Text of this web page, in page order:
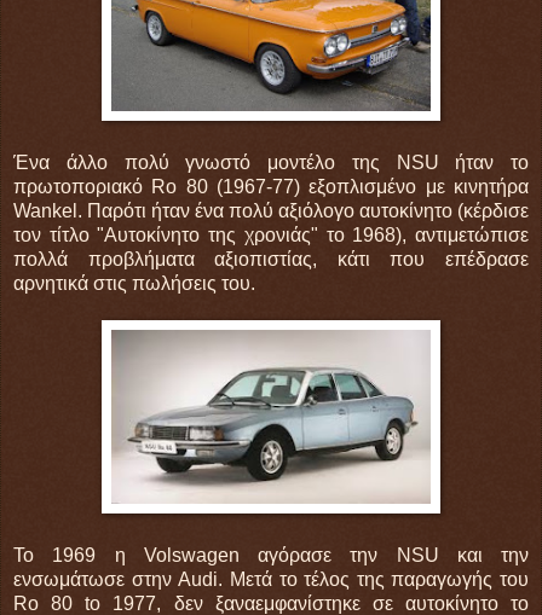
Ένα άλλο πολύ γνωστό μοντέλο της NSU ήταν το
πρωτοποριακό Ro 80 (1967-77) εξοπλισμένο με κινητήρα
Wankel. Παρότι ήταν ένα πολύ αξιόλογο αυτοκίνητο (κέρδισε
τον τίτλο "Αυτοκίνητο της χρονιάς" το 1968), αντιμετώπισε
πολλά προβλήματα αξιοπιστίας, κάτι που επέδρασε
αρνητικά στις πωλήσεις του.
To 1969 η Volswagen αγόρασε την NSU και την
ενσωμάτωσε στην Audi. Μετά το τέλος της παραγωγής του
Ro 80 to 1977, δεν ξαναεμφανίστηκε σε αυτοκίνητο το